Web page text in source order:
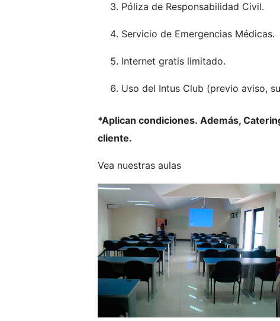
Póliza de Responsabilidad Civil.
Servicio de Emergencias Médicas.
Internet gratis limitado.
Uso del Intus Club (previo aviso,
*Aplican condiciones. Además,
cliente.
Vea nuestras aulas